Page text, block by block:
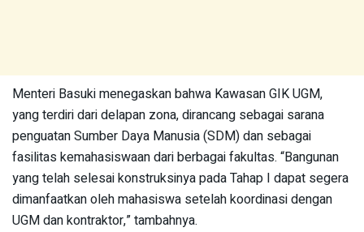
Menteri Basuki menegaskan bahwa Kawasan GIK UGM,
yang terdiri dari delapan zona, dirancang sebagai sarana
penguatan Sumber Daya Manusia (SDM) dan sebagai
fasilitas kemahasiswaan dari berbagai fakultas. “Bangunan
yang telah selesai konstruksinya pada Tahap I dapat segera
dimanfaatkan oleh mahasiswa setelah koordinasi dengan
UGM dan kontraktor,” tambahnya.